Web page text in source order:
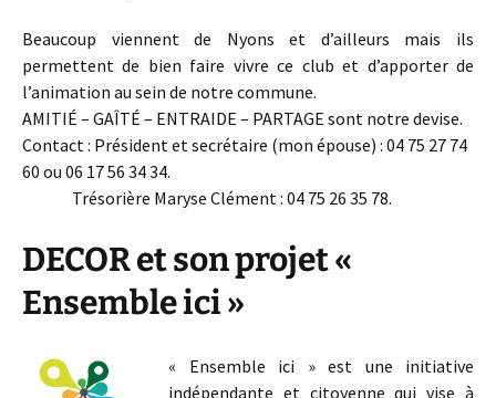
Beaucoup viennent de Nyons et d’ailleurs mais ils
permettent de bien faire vivre ce club et d’apporter de
l’animation au sein de notre commune.
AMITIÉ – GAÎTÉ – ENTRAIDE – PARTAGE sont notre devise.
Contact : Président et secrétaire (mon épouse) : 04 75 27 74
60 ou 06 17 56 34 34.
Trésorière Maryse Clément : 04 75 26 35 78.
DECOR et son projet «
Ensemble ici »
« Ensemble ici » est une initiative
indépendante et citoyenne qui vise à